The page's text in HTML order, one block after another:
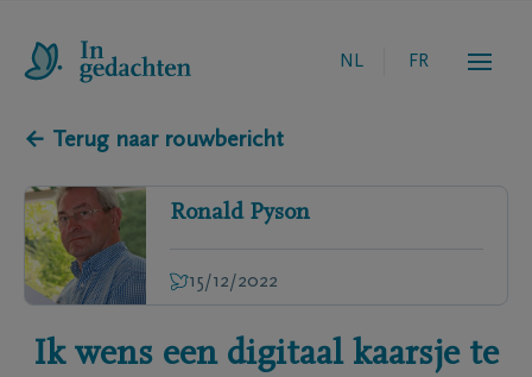
NL FR
← Terug naar rouwbericht
Ronald Pyson
15/12/2022
Ik wens een digitaal kaarsje te